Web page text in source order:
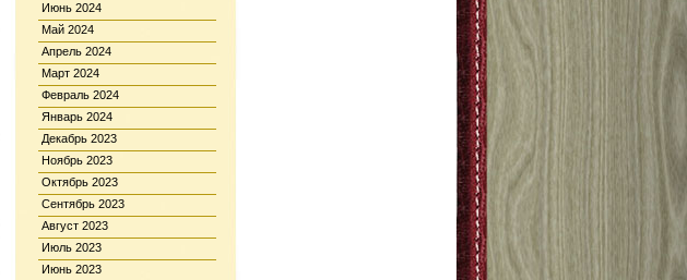
Июнь 2024
Май 2024
Апрель 2024
Март 2024
Февраль 2024
Январь 2024
Декабрь 2023
Ноябрь 2023
Октябрь 2023
Сентябрь 2023
Август 2023
Июль 2023
Июнь 2023